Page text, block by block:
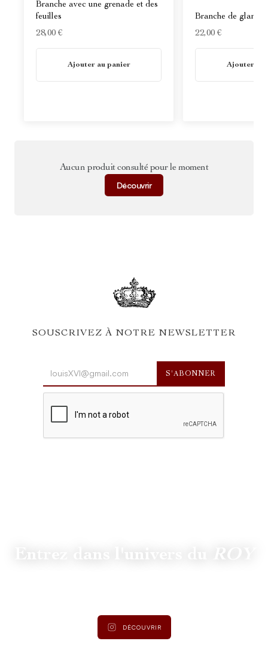
Branche avec une grenade et des
feuilles
28,00 €
Ajouter au panier
Branche de glands
22,00 €
Ajouter au
Aucun produit consulté pour le moment
Découvrir
SOUSCRIVEZ À NOTRE NEWSLETTER
ROY
DÉCOUVRIR